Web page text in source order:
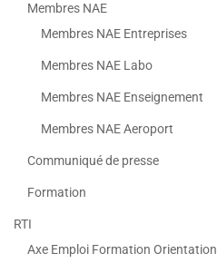
Membres NAE
Membres NAE Entreprises
Membres NAE Labo
Membres NAE Enseignement
Membres NAE Aeroport
Communiqué de presse
Formation
RTI
Axe Emploi Formation Orientation